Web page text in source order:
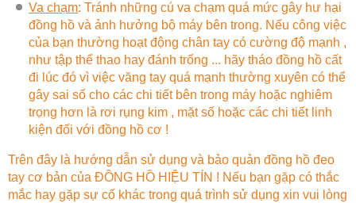
Va chạm: Tránh những cú va chạm quá mức gây hư hại
đồng hồ và ảnh hưởng bộ máy bên trong. Nếu công việc
của bạn thường hoạt động chân tay có cường độ mạnh ,
như tập thể thao hay đánh trống ... hãy tháo đồng hồ cất
đi lúc đó vì việc văng tay quá mạnh thường xuyên có thể
gây sai số cho các chi tiết bên trong máy hoặc nghiêm
trọng hơn là rơi rụng kim , mặt số hoặc các chi tiết linh
kiện đối với đồng hồ cơ !
Trên đây là hướng dẫn sử dụng và bảo quản đồng hồ đeo
tay cơ bản của ĐỒNG HỒ HIỆU TÍN ! Nếu bạn gặp có thắc
mắc hay gặp sự cố khác trong quá trình sử dụng xin vui lòng